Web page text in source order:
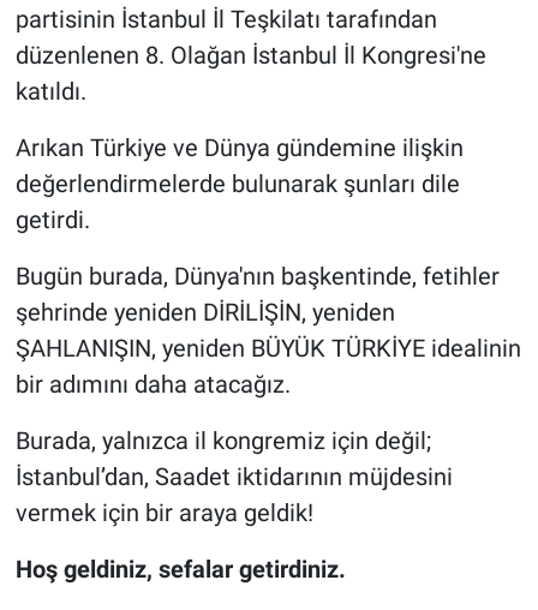
partisinin İstanbul İl Teşkilatı tarafından
düzenlenen 8. Olağan İstanbul İl Kongresi'ne
katıldı.
Arıkan Türkiye ve Dünya gündemine ilişkin
değerlendirmelerde bulunarak şunları dile
getirdi.
Bugün burada, Dünya'nın başkentinde, fetihler
şehrinde yeniden DİRİLİŞİN, yeniden
ŞAHLANIŞIN, yeniden BÜYÜK TÜRKİYE idealinin
bir adımını daha atacağız.
Burada, yalnızca il kongremiz için değil;
İstanbul’dan, Saadet iktidarının müjdesini
vermek için bir araya geldik!
Hoş geldiniz, sefalar getirdiniz.